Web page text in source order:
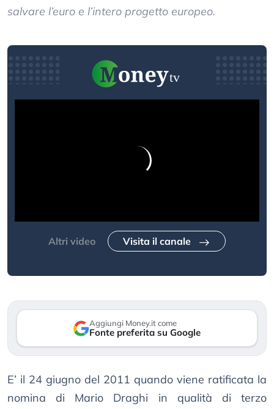
salvare l’euro e l’intero progetto europeo.
Altri video Visita il canale
Aggiungi Money.it come
Fonte preferita su Google
E’ il 24 giugno del 2011 quando viene ratificata la
nomina di Mario Draghi in qualità di terzo